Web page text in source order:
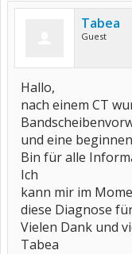
Tabea
Guest
Hallo,
nach einem CT
und eine
Bin für alle
Ich
kann mir im
diese Diagnose
Vielen Dank und
Tabea